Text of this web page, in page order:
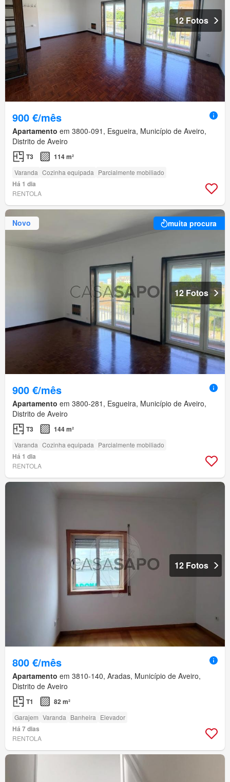
12 Fotos
900 €/mês
Apartamento em 3800-091, Esgueira, Município de Aveiro,
Distrito de Aveiro
T3 114 m²
Varanda Cozinha equipada Parcialmente mobiliado
Há 1 dia
RENTOLA
Novo muita procura
12 Fotos
900 €/mês
Apartamento em 3800-281, Esgueira, Município de Aveiro,
Distrito de Aveiro
T3 144 m²
Varanda Cozinha equipada Parcialmente mobiliado
Há 1 dia
RENTOLA
12 Fotos
800 €/mês
Apartamento em 3810-140, Aradas, Município de Aveiro,
Distrito de Aveiro
T1 82 m²
Garajem Varanda Banheira Elevador
Há 7 dias
RENTOLA